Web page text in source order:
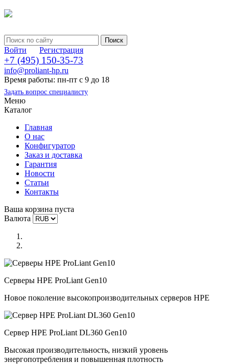
Войти Регистрация
+7 (495) 150-35-73
info@proliant-hp.ru
Время работы: пн-пт с 9 до 18
Задать вопрос специалисту
Меню
Каталог
Главная
О нас
Конфигуратор
Заказ и доставка
Гарантия
Новости
Статьи
Контакты
Ваша корзина пуста
Валюта
Серверы HPE ProLiant Gen10
Новое поколение высокопроизводительных серверов HPE
Сервер HPE ProLiant DL360 Gen10
Высокая производительность, низкий уровень
энергопотребления и повышенная плотность